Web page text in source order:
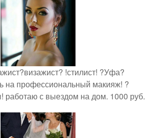
!стилист! ?Уфа?
на профессиональный макияж! ?
работаю с выездом на дом. 1000 руб.